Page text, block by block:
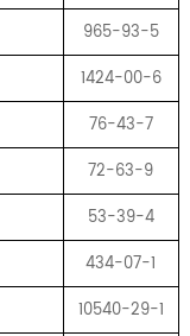
965-93-5
1424-00-6
76-43-7
72-63-9
53-39-4
434-07-1
10540-29-1